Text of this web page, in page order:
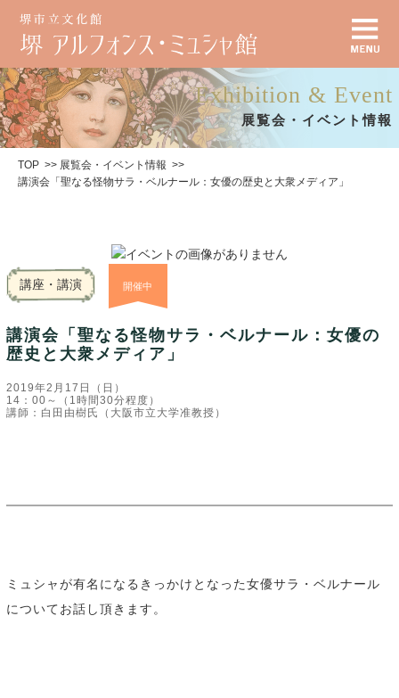
Exhibition & Event
展覧会・イベント情報
TOP
展覧会・イベント情報
講演会「聖なる怪物サラ・ベルナール：女優の歴史と大衆メディア」
講座・講演 開催中
講演会「聖なる怪物サラ・ベルナール：女優の
歴史と大衆メディア」
2019年2月17日（日）
14：00～（1時間30分程度）
講師：白田由樹氏（大阪市立大学准教授）
ミュシャが有名になるきっかけとなった女優サラ・ベルナール
についてお話し頂きます。